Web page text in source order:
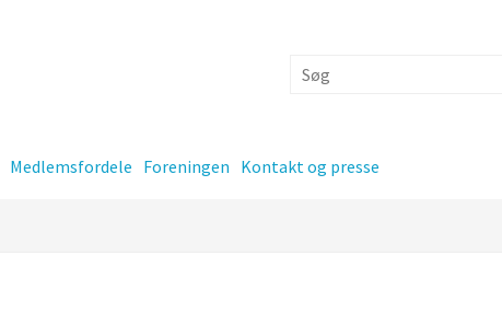
Medlemsfordele Foreningen Kontakt og presse